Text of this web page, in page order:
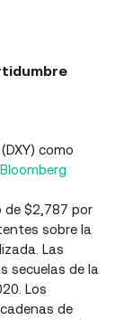
como
Bloomberg
de $2,787 por
sobre la
Las
secuelas de la
Los
de